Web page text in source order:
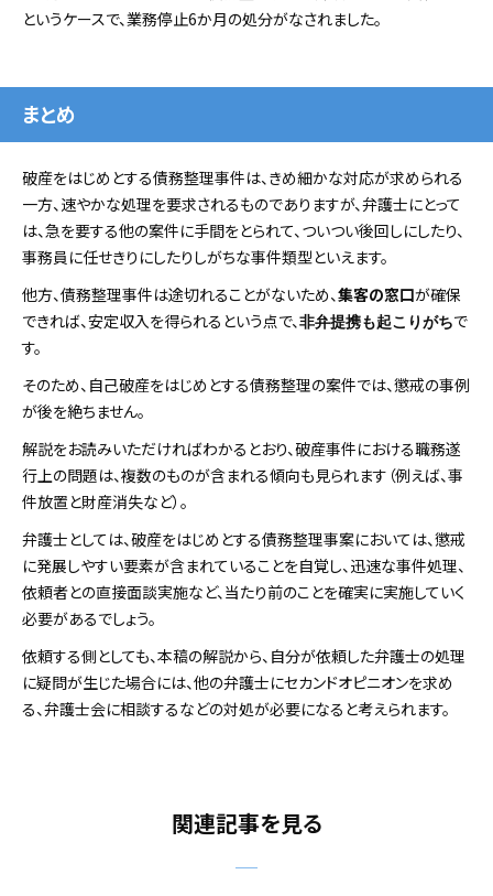
というケースで、業務停止6か月の処分がなされました。
まとめ
破産をはじめとする債務整理事件は、きめ細かな対応が求められる
一方、速やかな処理を要求されるものでありますが、弁護士にとって
は、急を要する他の案件に手間をとられて、ついつい後回しにしたり、
事務員に任せきりにしたりしがちな事件類型といえます。
他方、債務整理事件は途切れることがないため、集客の窓口が確保
できれば、安定収入を得られるという点で、 非弁提携も起こりがちで
す。
そのため、自己破産をはじめとする債務整理の案件では、懲戒の事例
が後を絶ちません。
解説をお読みいただければわかるとおり、破産事件における職務遂
行上の問題は、複数のものが含まれる傾向も見られます（例えば、事
件放置と財産消失など）。
弁護士としては、破産をはじめとする債務整理事案においては、懲戒
に発展しやすい要素が含まれていることを自覚し、迅速な事件処理、
依頼者との直接面談実施など、当たり前のことを確実に実施していく
必要があるでしょう。
依頼する側としても、本稿の解説から、自分が依頼した弁護士の処理
に疑問が生じた場合には、他の弁護士にセカンドオピニオンを求め
る、弁護士会に相談するなどの対処が必要になると考えられます。
関連記事を見る